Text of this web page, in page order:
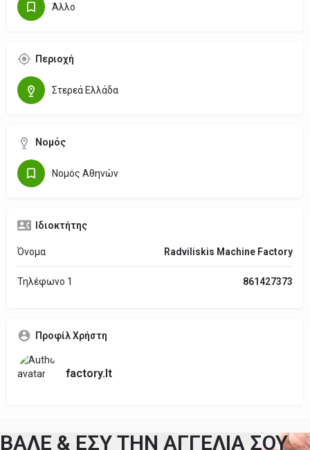
Άλλο
Περιοχή
Στερεά Ελλάδα
Νομός
Νομός Αθηνών
Ιδιοκτήτης
Όνομα Radviliskis Machine Factory
Τηλέφωνο 1 861427373
Προφίλ Χρήστη
factory.lt
ΒΑΛΕ & ΕΣΥ ΤΗΝ ΑΓΓΕΛΙΑ ΣΟΥ